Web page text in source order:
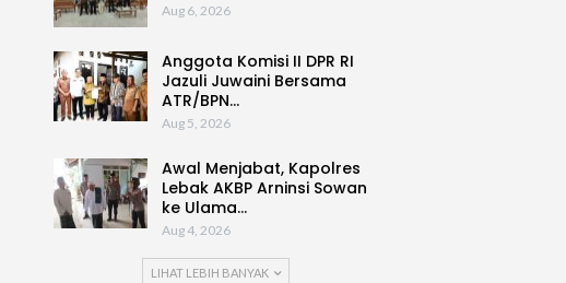
Aug 6, 2026
Anggota Komisi II DPR RI
Jazuli Juwaini Bersama
ATR/BPN…
Aug 5, 2026
Awal Menjabat, Kapolres
Lebak AKBP Arninsi Sowan
ke Ulama…
Aug 4, 2026
LIHAT LEBIH BANYAK